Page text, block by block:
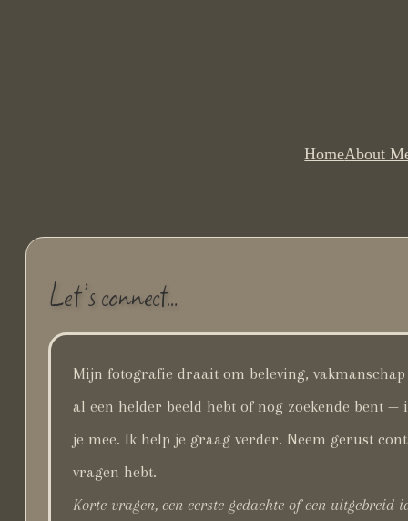
HomeAbout
Let’s connect…
Mijn fotografie draait om beleving,
al een helder beeld hebt of nog zoekende bent
je mee. Ik help je graag verder. Neem gerust
vragen hebt.
Korte vragen, een eerste gedachte of een uitgebreid